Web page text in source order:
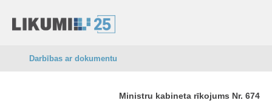
Darbības ar dokumentu
Ministru kabineta rīkojums Nr. 674